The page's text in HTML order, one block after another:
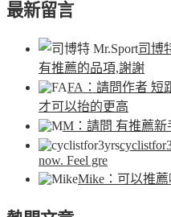
最新留言
司博
有推薦的品項,謝謝
FA ：請問作者
才可以抬的更高
M ：請問 有推薦
now. Feel gre
Mike ：可以推